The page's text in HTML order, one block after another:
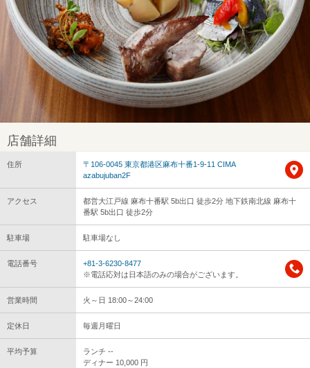
店舗詳細
住所
〒106-0045 東京都港区麻布十番1-9-11 CIMA
azabujuban2F
アクセス
都営大江戸線 麻布十番駅 5b出口 徒歩2分 地下鉄南北線 麻布十
番駅 5b出口 徒歩2分
駐車場 駐車場なし
電話番号
+81-3-6230-8477
※電話応対は日本語のみの場合がございます。
営業時間 火～日 18:00～24:00
定休日 毎週月曜日
平均予算
ランチ --
ディナー 10,000 円